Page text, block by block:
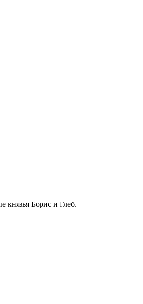
князья Борис и Глеб.